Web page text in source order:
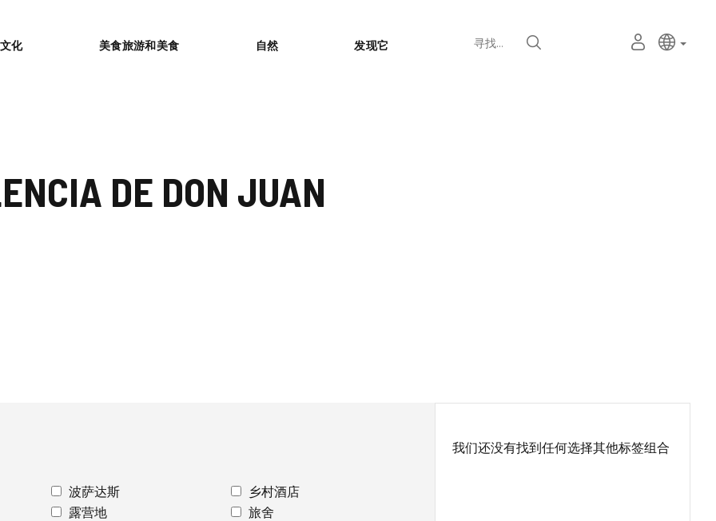
化 美食旅游和美食 自然 发现它 寻找
语
言
主动语
中文
DE DON JUAN
波萨达斯
乡村酒店
露营地
旅舍
我们还没有找到任何选择其他标签组合